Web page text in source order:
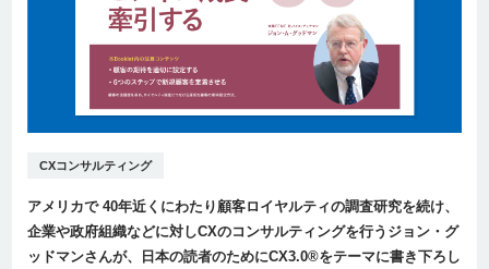
CXコンサルティング
アメリカで 40年近くにわたり顧客ロイヤルティの調査研究を続け、
企業や政府組織などに対しCXのコンサルティングを行うジョン・グ
ッドマンさんが、日本の読者のためにCX3.0®をテーマに書き下ろし